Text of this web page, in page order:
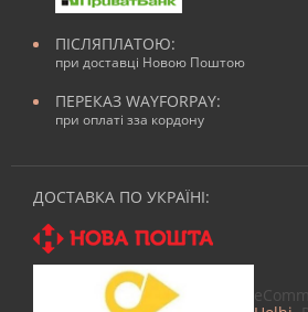
ПІСЛЯПЛАТОЮ:
при доставці Новою Поштою
ПЕРЕКАЗ WAYFORPAY:
при оплаті зза кордону
ДОСТАВКА ПО УКРАЇНІ: